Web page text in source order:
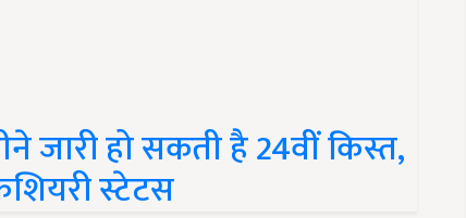
जारी हो सकती है 24वीं किस्त,
स्टेटस